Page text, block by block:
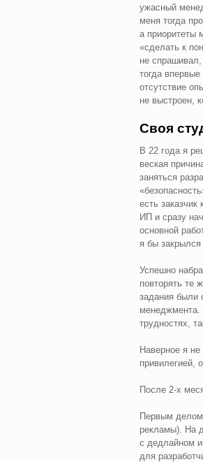
ужасный
меня тогда
а приоритеты
«сделать к
не
тогда
отсутствие
не выстроен,
Своя
В 22 года я
веская
заняться
есть
ИП и сразу
основной
я бы закрылся
Успешно
повторять те
задания были
менеджмента.
трудностях,
Наверное я
привилегией,
После 2-х
Первым делом
рекламы). На
с дедлайном
для